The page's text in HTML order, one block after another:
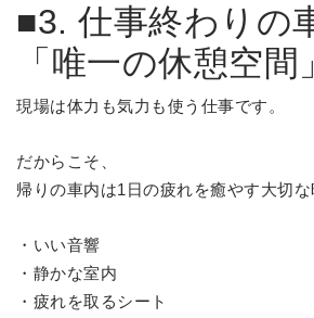
■3. 仕事終わりの
「唯一の休憩空間
現場は体力も気力も使う仕事です。
だからこそ、
帰りの車内は1日の疲れを癒やす大切な
・いい音響
・静かな室内
・疲れを取るシート